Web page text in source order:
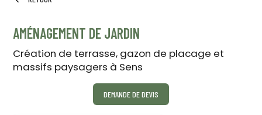
AMÉNAGEMENT DE JARDIN
Création de terrasse, gazon de placage et
massifs paysagers à Sens
DEMANDE DE DEVIS